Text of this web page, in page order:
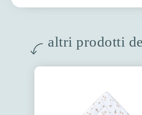
altri prodotti